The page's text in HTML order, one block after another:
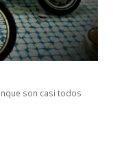
son casi todos